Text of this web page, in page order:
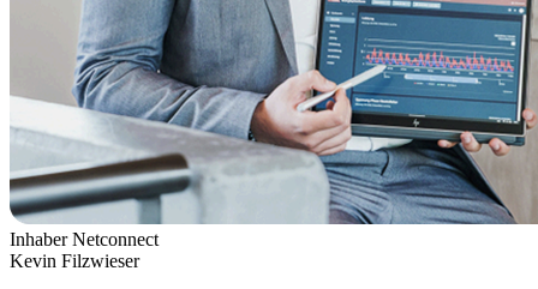
Inhaber Netconnect
Kevin Filzwieser